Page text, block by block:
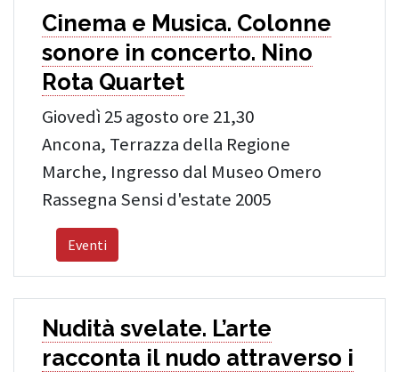
Cinema e Musica. Colonne
sonore in concerto. Nino
Rota Quartet
Giovedì 25 agosto ore 21,30
Ancona, Terrazza della Regione
Marche, Ingresso dal Museo Omero
Rassegna Sensi d'estate 2005
Eventi
Nudità svelate. L’arte
racconta il nudo attraverso i